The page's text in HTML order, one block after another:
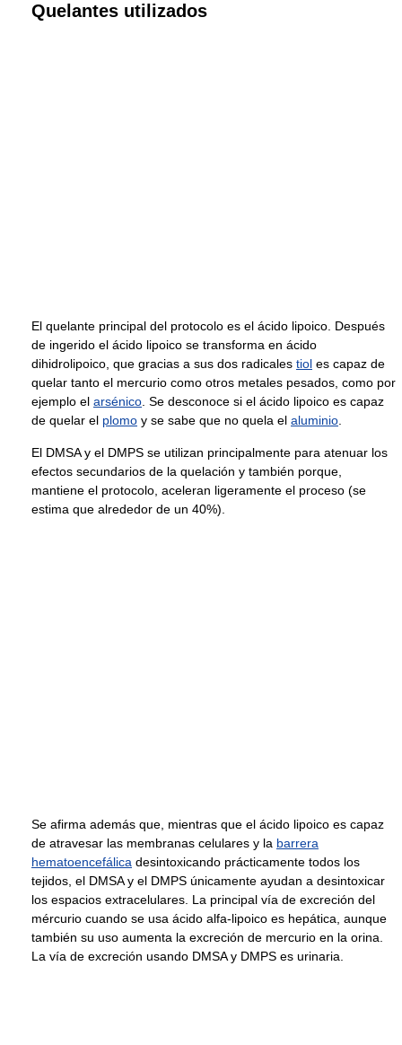
Quelantes utilizados
El quelante principal del protocolo es el ácido lipoico. Después
de ingerido el ácido lipoico se transforma en ácido
dihidrolipoico, que gracias a sus dos radicales tiol es capaz de
quelar tanto el mercurio como otros metales pesados, como por
ejemplo el arsénico . Se desconoce si el ácido lipoico es capaz
de quelar el plomo y se sabe que no quela el aluminio
El DMSA y el DMPS se utilizan principalmente para atenuar los
efectos secundarios de la quelación y también porque,
mantiene el protocolo, aceleran ligeramente el proceso (se
estima que alrededor de un 40%).
Se afirma además que, mientras que el ácido lipoico es capaz
de atravesar las membranas celulares y la barrera
hematoencefálica desintoxicando prácticamente todos los
tejidos, el DMSA y el DMPS únicamente ayudan a desintoxicar
los espacios extracelulares. La principal vía de excreción del
mércurio cuando se usa ácido alfa-lipoico es hepática, aunque
también su uso aumenta la excreción de mercurio en la orina.
La vía de excreción usando DMSA y DMPS es urinaria.